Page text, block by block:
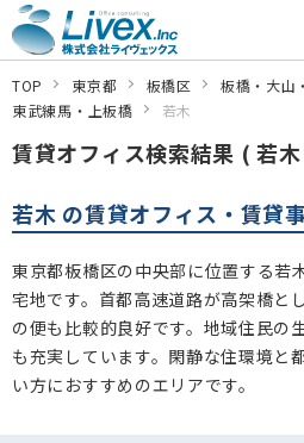
TOP 東京都 板橋区
板橋・大山
東武練馬・上板橋
若木
賃貸オフィス検索結果 ( 若
若木 の賃貸オフィス・賃貸
東京都板橋区の中央部に位置する若
宅地です。首都高速道路が高架橋と
の便も比較的良好です。地域住民の
も充実しています。閑静な住環境と
い方におすすめのエリアです。